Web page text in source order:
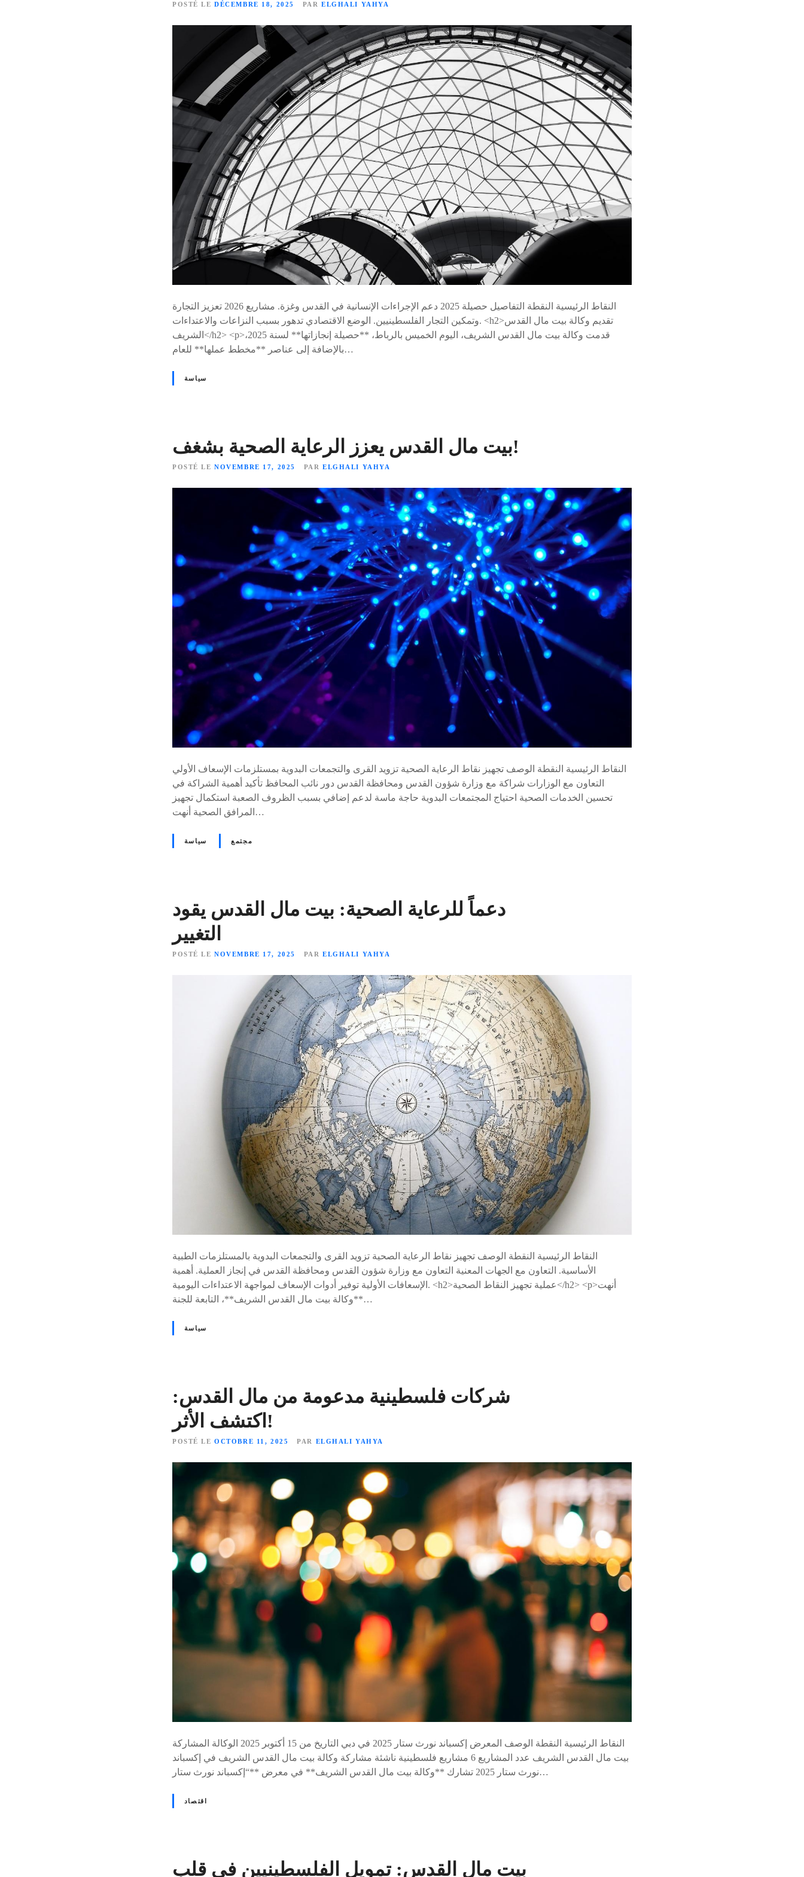
POSTÉ LE DÉCEMBRE 18, 2025 PAR ELGHALI YAHYA
النقاط الرئيسية النقطة التفاصيل حصيلة 2025 دعم الإجراءات الإنسانية في القدس وغزة. مشاريع 2026 تعزيز التجارة
وتمكين التجار الفلسطينيين. الوضع الاقتصادي تدهور بسبب النزاعات والاعتداءات. <h2>تقديم وكالة بيت مال القدس
الشريف</h2> <p>قدمت وكالة بيت مال القدس الشريف، اليوم الخميس بالرباط، **حصيلة إنجازاتها** لسنة 2025،
بالإضافة إلى عناصر **مخطط عملها** للعام…
سياسة
بيت مال القدس يعزز الرعاية الصحية بشغف!
POSTÉ LE NOVEMBRE 17, 2025 PAR ELGHALI YAHYA
النقاط الرئيسية النقطة الوصف تجهيز نقاط الرعاية الصحية تزويد القرى والتجمعات البدوية بمستلزمات الإسعاف الأولي
التعاون مع الوزارات شراكة مع وزارة شؤون القدس ومحافظة القدس دور نائب المحافظ تأكيد أهمية الشراكة في
تحسين الخدمات الصحية احتياج المجتمعات البدوية حاجة ماسة لدعم إضافي بسبب الظروف الصعبة استكمال تجهيز
المرافق الصحية أنهت…
سياسة مجتمع
دعماً للرعاية الصحية: بيت مال القدس يقود
التغيير
POSTÉ LE NOVEMBRE 17, 2025 PAR ELGHALI YAHYA
النقاط الرئيسية النقطة الوصف تجهيز نقاط الرعاية الصحية تزويد القرى والتجمعات البدوية بالمستلزمات الطبية
الأساسية. التعاون مع الجهات المعنية التعاون مع وزارة شؤون القدس ومحافظة القدس في إنجاز العملية. أهمية
الإسعافات الأولية توفير أدوات الإسعاف لمواجهة الاعتداءات اليومية. <h2>عملية تجهيز النقاط الصحية</h2> <p>أنهت
**وكالة بيت مال القدس الشريف**، التابعة للجنة…
سياسة
شركات فلسطينية مدعومة من مال القدس:
اكتشف الأثر!
POSTÉ LE OCTOBRE 11, 2025 PAR ELGHALI YAHYA
النقاط الرئيسية النقطة الوصف المعرض إكسباند نورث ستار 2025 في دبي التاريخ من 15 أكتوبر 2025 الوكالة المشاركة
بيت مال القدس الشريف عدد المشاريع 6 مشاريع فلسطينية ناشئة مشاركة وكالة بيت مال القدس الشريف في إكسباند
نورث ستار 2025 تشارك **وكالة بيت مال القدس الشريف** في معرض **“إكسباند نورث ستار…
اقتصاد
بيت مال القدس: تمويل الفلسطينيين في قلب